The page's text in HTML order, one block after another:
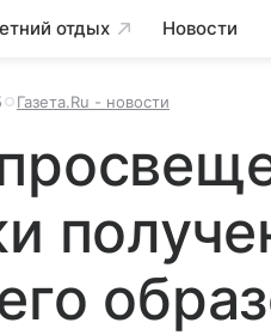
отдых Новости
Газета.Ru - новости